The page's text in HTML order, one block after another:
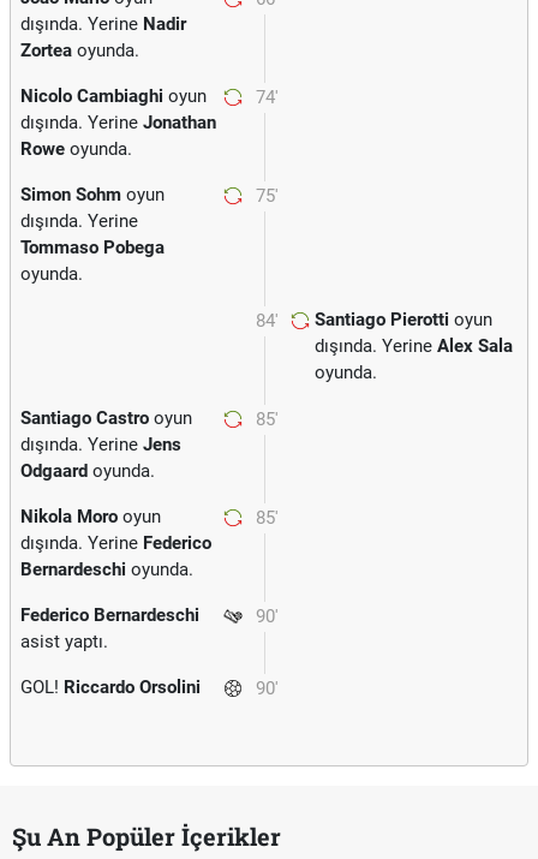
dışında. Yerine Nadir
Zortea oyunda.
74'
Nicolo Cambiaghi oyun
dışında. Yerine Jonathan
Rowe oyunda.
75'
Simon Sohm oyun
dışında. Yerine
Tommaso Pobega
oyunda.
84' Santiago Pierotti oyun
dışında. Yerine Alex Sala
oyunda.
85'
Santiago Castro oyun
dışında. Yerine Jens
Odgaard oyunda.
85'
Nikola Moro oyun
dışında. Yerine Federico
Bernardeschi oyunda.
90'
Federico Bernardeschi
asist yaptı.
90'
GOL! Riccardo Orsolini
Şu An Popüler İçerikler